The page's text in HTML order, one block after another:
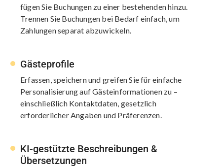
fügen Sie Buchungen zu einer bestehenden hinzu.
Trennen Sie Buchungen bei Bedarf einfach, um
Zahlungen separat abzuwickeln.
Gästeprofile
Erfassen, speichern und greifen Sie für einfache
Personalisierung auf Gästeinformationen zu –
einschließlich Kontaktdaten, gesetzlich
erforderlicher Angaben und Präferenzen.
KI-gestützte Beschreibungen &
Übersetzungen